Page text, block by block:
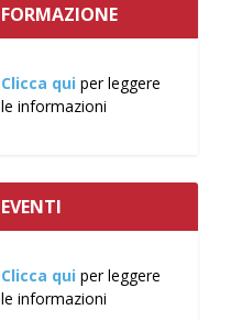
FORMAZIONE
Clicca qui per leggere
le informazioni
EVENTI
Clicca qui per leggere
le informazioni